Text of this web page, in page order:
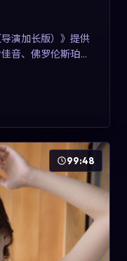
演加长版）》提供
音、佛罗伦斯·珀与
映，内容在有限空
含高清流畅、人物
」「美国电影」的
99:48